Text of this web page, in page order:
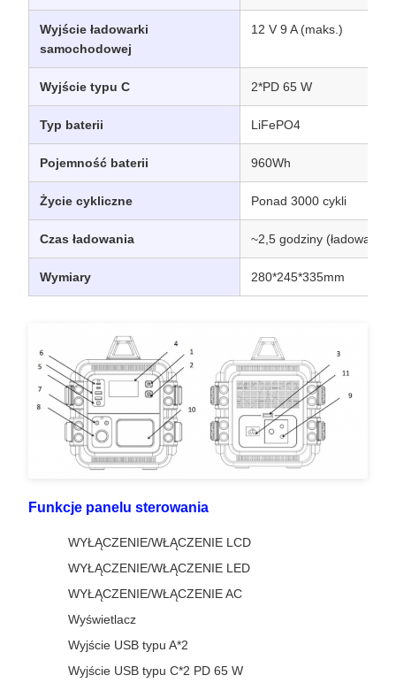
Wyjście ładowarki
samochodowej
12 V 9 A (maks.)
Wyjście typu C 2*PD 65 W
Typ baterii LiFePO4
Pojemność baterii 960Wh
Życie cykliczne Ponad 3000 cykli
Czas ładowania ~2,5 godziny (ładowanie
Wymiary 280*245*335mm
Funkcje panelu sterowania
WYŁĄCZENIE/WŁĄCZENIE LCD
WYŁĄCZENIE/WŁĄCZENIE LED
WYŁĄCZENIE/WŁĄCZENIE AC
Wyświetlacz
Wyjście USB typu A*2
Wyjście USB typu C*2 PD 65 W